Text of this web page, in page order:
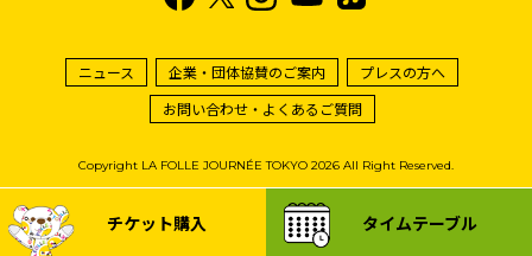
ニュース 企業・団体協賛のご案内
プレスの方へ
お問い合わせ・よくあるご質問
Copyright LA FOLLE JOURNÉE TOKYO 2026 All Right Reserved.
チケット購入 タイムテーブル